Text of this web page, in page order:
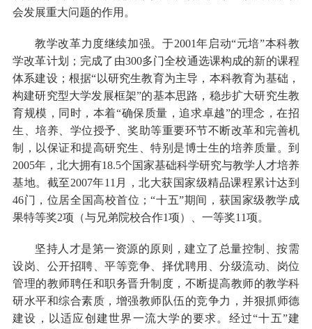
会发展重大问题的作用。
教学改革力度继续加强。于2001年启动“元培”本科教
学改革计划；完成了由300多门全校通选课构成的新的课程
体系建设；根据“以研究生教育为主导，本科教育为基础，
构建研究型大学发展框架”的基本思路，稳步扩大研究生教
育规模，同时，本着“确保质量，追求卓越”的理念，在招
生、培养、学位授予、奖助等重要环节不断改革和完善机
制，以保证和提高研究生、特别是博士生的培养质量。到
2005年，北大拥有18.5个国家基础科学研究与教学人才培养
基地。截至2007年11月，北大获国家级精品课程累计达到
46门，位居全国高校首位；“十五”期间，获国家级教学成
果特等奖2项（与兄弟院校合作1项）、一等奖11项。
坚持人才是第一资源的原则，建立了总量控制、按需
设岗、公开招聘、平等竞争、择优聘用、分级流动、岗位
管理的教师聘任和职务晋升制度，不断提高教师的教学科
研水平和综合素质，增强教师队伍的竞争力，并狠抓师德
建设，以适应创建世界一流大学的要求。经过“十五”建